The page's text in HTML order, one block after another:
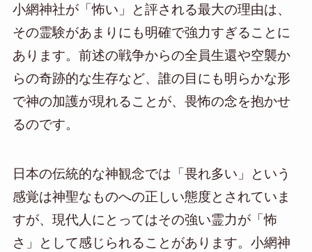
小網神社が「怖い」と評される最大の理由は、
その霊験があまりにも明確で強力すぎることに
あります。前述の戦争からの全員生還や空襲か
らの奇跡的な生存など、誰の目にも明らかな形
で神の加護が現れることが、畏怖の念を抱かせ
るのです。
日本の伝統的な神観念では「畏れ多い」という
感覚は神聖なものへの正しい態度とされていま
すが、現代人にとってはその強い霊力が「怖
さ」として感じられることがあります。小網神